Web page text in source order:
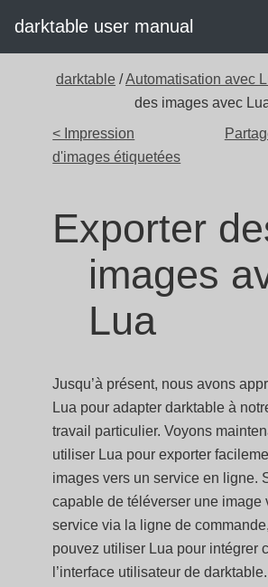
darktable user manual
darktable /Automatisation avec
des images avec
< Impression
d'images étiquetées
Exporter
images
Lua
Jusqu’à présent, nous avons
Lua pour adapter darktable à
travail particulier. Voyons
utiliser Lua pour exporter
images vers un service en ligne.
capable de téléverser une image
service via la ligne de
pouvez utiliser Lua pour intégrer
l’interface utilisateur de darktable.